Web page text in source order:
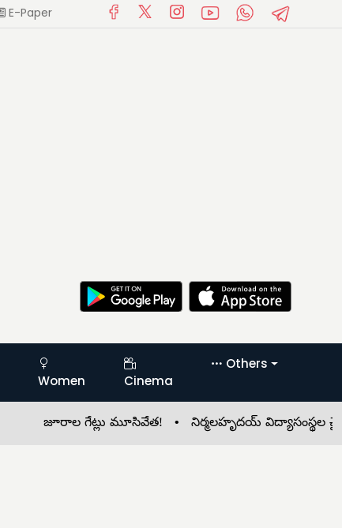
E-Paper
Women Cinema
Others
జూరాల గేట్లు మూసివేత! •నిర్మలహృదయ్ విద్యాసంస్థల చైర్మన్